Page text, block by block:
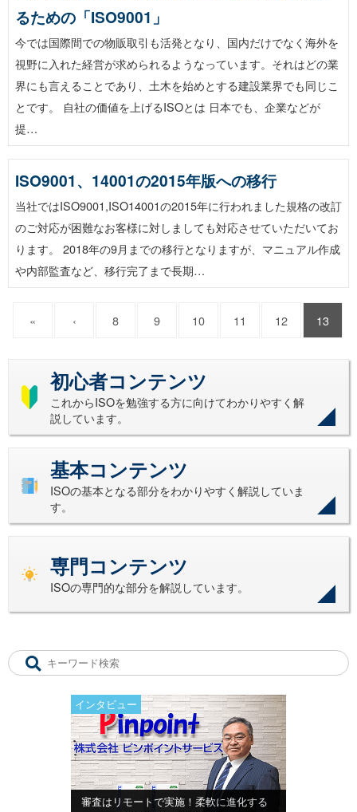
るための「ISO9001」
今では国際間での物販取引も活発となり、国内だけでなく海外を
視野に入れた経営が求められるようなっています。それはどの業
界にも言えることであり、土木を始めとする建設業界でも同じこ
とです。 自社の価値を上げるISOとは 日本でも、企業などが
提…
ISO9001、14001の2015年版への移行
当社ではISO9001,ISO14001の2015年に行われました規格の改訂
のご対応が困難なお客様に対しましても対応させていただいてお
ります。 2018年の9月までの移行となりますが、マニュアル作成
や内部監査など、移行完了まで長期…
« ‹ 8 9 10 11 12 13
初心者コンテンツ
これからISOを勉強する方に向けてわかりやすく解
説しています。
基本コンテンツ
ISOの基本となる部分をわかりやすく解説していま
す。
専門コンテンツ
ISOの専門的な部分を解説しています。
インタビュー
審査はリモートで実施！柔軟に進化する